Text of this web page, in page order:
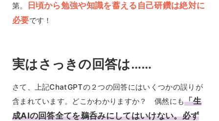
第。
日頃から勉強や知識を蓄える自己研鑽は絶対に
必要です！
実はさっきの回答は……
さて、上記ChatGPTの２つの回答にはいくつかの誤りが
含まれています。どこかわかりますか？ 偶然にも「生
成AIの回答全てを鵜呑みにしてはいけない。必ず